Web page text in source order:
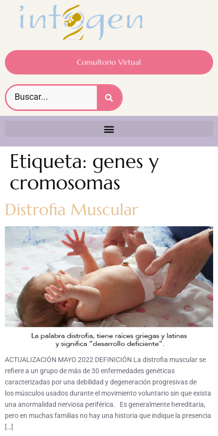
Consultorio Virtual
Etiqueta: genes y
cromosomas
Distrofia Muscular
ACTUALIZACIÓN MAYO 2022 DEFINICIÓN La distrofia muscular se
refiere a un grupo de más de 30 enfermedades genéticas
caracterizadas por una debilidad y degeneración progresivas de
los músculos usados durante el movimiento voluntario sin que exista
una anormalidad nerviosa periférica. Es generalmente hereditaria,
pero en muchas familias no hay una historia que indique la presencia
[…]